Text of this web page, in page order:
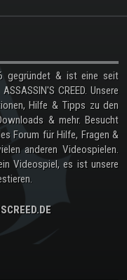
gegründet & ist eine seit
CREED. Unsere
Hilfe & Tipps zu den
& mehr. Besucht
Forum für Hilfe, Fragen &
anderen Videospielen.
Videospiel, es ist unsere